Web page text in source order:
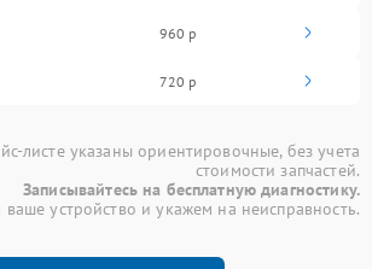
960 р
720 р
листе указаны ориентировочные, без учета
стоимости запчастей.
Записывайтесь на бесплатную диагностику.
устройство и укажем на неисправность.